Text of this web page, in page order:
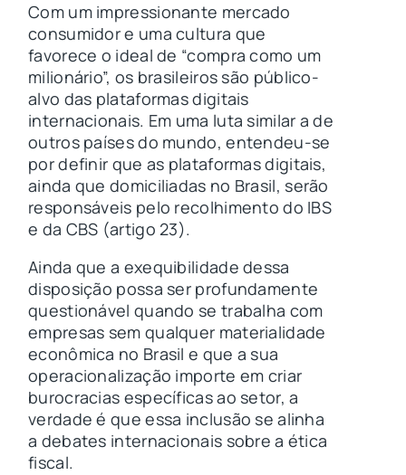
Com um impressionante mercado
consumidor e uma cultura que
favorece o ideal de “compra como um
milionário”, os brasileiros são público-
alvo das plataformas digitais
internacionais. Em uma luta similar a de
outros países do mundo, entendeu-se
por definir que as plataformas digitais,
ainda que domiciliadas no Brasil, serão
responsáveis pelo recolhimento do IBS
e da CBS (artigo 23).
Ainda que a exequibilidade dessa
disposição possa ser profundamente
questionável quando se trabalha com
empresas sem qualquer materialidade
econômica no Brasil e que a sua
operacionalização importe em criar
burocracias específicas ao setor, a
verdade é que essa inclusão se alinha
a debates internacionais sobre a ética
fiscal.